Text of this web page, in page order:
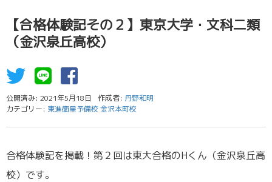
【合格体験記その２】東京大学・文科二類
（金沢泉丘高校）
公開済み: 2021年5月18日 作成者: 丹野和明
カテゴリー: 東進衛星予備校 金沢本町校
合格体験記を掲載！第２回は東大合格のHくん（金沢泉丘高
校）です。